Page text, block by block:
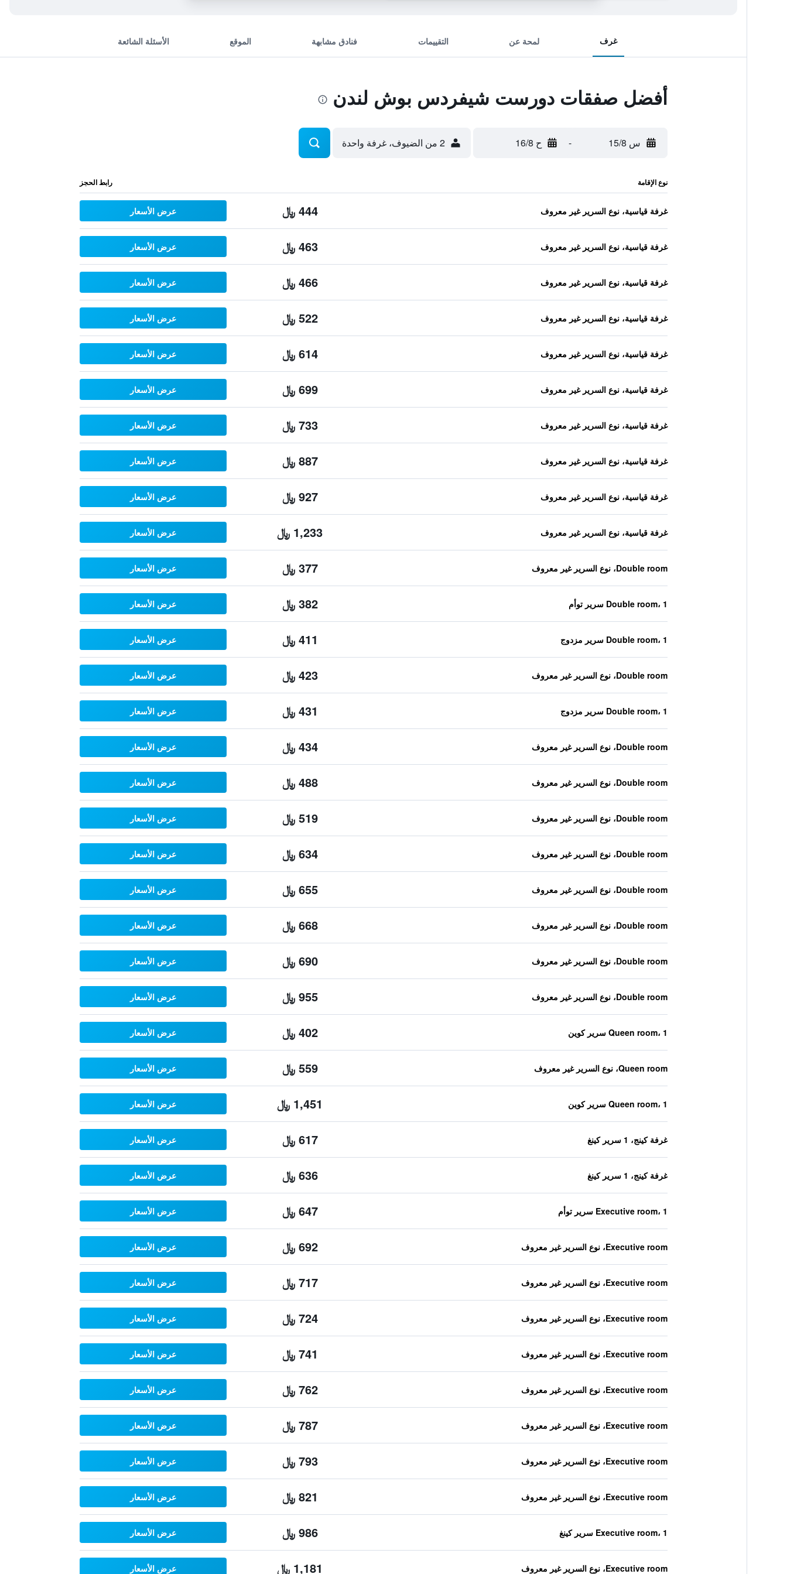
غرف لمحة عن التقييمات فنادق مشابهة الموقع الأسئلة الشائعة
أفضل صفقات دورست شيفردس بوش لندن
س 15/8 - ح 16/8 2 من الضيوف، غرفة واحدة
نوع الإقامة رابط الحجز
غرفة قياسية، نوع السرير غير معروف 444 ﷼ عرض الأسعار
غرفة قياسية، نوع السرير غير معروف 463 ﷼ عرض الأسعار
غرفة قياسية، نوع السرير غير معروف 466 ﷼ عرض الأسعار
غرفة قياسية، نوع السرير غير معروف 522 ﷼ عرض الأسعار
غرفة قياسية، نوع السرير غير معروف 614 ﷼ عرض الأسعار
غرفة قياسية، نوع السرير غير معروف 699 ﷼ عرض الأسعار
غرفة قياسية، نوع السرير غير معروف 733 ﷼ عرض الأسعار
غرفة قياسية، نوع السرير غير معروف 887 ﷼ عرض الأسعار
غرفة قياسية، نوع السرير غير معروف 927 ﷼ عرض الأسعار
غرفة قياسية، نوع السرير غير معروف 1,233 ﷼ عرض الأسعار
Double room، نوع السرير غير معروف 377 ﷼ عرض الأسعار
Double room، 1 سرير توأم 382 ﷼ عرض الأسعار
Double room، 1 سرير مزدوج 411 ﷼ عرض الأسعار
Double room، نوع السرير غير معروف 423 ﷼ عرض الأسعار
Double room، 1 سرير مزدوج 431 ﷼ عرض الأسعار
Double room، نوع السرير غير معروف 434 ﷼ عرض الأسعار
Double room، نوع السرير غير معروف 488 ﷼ عرض الأسعار
Double room، نوع السرير غير معروف 519 ﷼ عرض الأسعار
Double room، نوع السرير غير معروف 634 ﷼ عرض الأسعار
Double room، نوع السرير غير معروف 655 ﷼ عرض الأسعار
Double room، نوع السرير غير معروف 668 ﷼ عرض الأسعار
Double room، نوع السرير غير معروف 690 ﷼ عرض الأسعار
Double room، نوع السرير غير معروف 955 ﷼ عرض الأسعار
Queen room، 1 سرير كوين 402 ﷼ عرض الأسعار
Queen room، نوع السرير غير معروف 559 ﷼ عرض الأسعار
Queen room، 1 سرير كوين 1,451 ﷼ عرض الأسعار
غرفة كينج، 1 سرير كينغ 617 ﷼ عرض الأسعار
غرفة كينج، 1 سرير كينغ 636 ﷼ عرض الأسعار
Executive room، 1 سرير توأم 647 ﷼ عرض الأسعار
Executive room، نوع السرير غير معروف 692 ﷼ عرض الأسعار
Executive room، نوع السرير غير معروف 717 ﷼ عرض الأسعار
Executive room، نوع السرير غير معروف 724 ﷼ عرض الأسعار
Executive room، نوع السرير غير معروف 741 ﷼ عرض الأسعار
Executive room، نوع السرير غير معروف 762 ﷼ عرض الأسعار
Executive room، نوع السرير غير معروف 787 ﷼ عرض الأسعار
Executive room، نوع السرير غير معروف 793 ﷼ عرض الأسعار
Executive room، نوع السرير غير معروف 821 ﷼ عرض الأسعار
Executive room، 1 سرير كينغ 986 ﷼ عرض الأسعار
Executive room، نوع السرير غير معروف 1,181 ﷼ عرض الأسعار